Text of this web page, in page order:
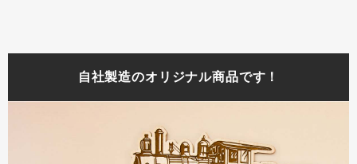
自社製造のオリジナル商品です！